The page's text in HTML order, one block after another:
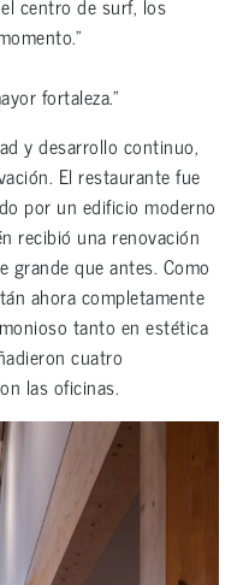
centro de surf, los
fortaleza.”
y desarrollo continuo,
El restaurante fue
por un edificio moderno
recibió una renovación
grande que antes. Como
ahora completamente
tanto en estética
cuatro
las oficinas.